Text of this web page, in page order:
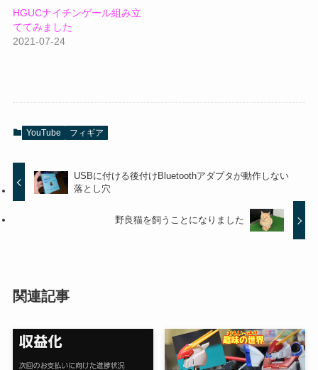
HGUCナイチンゲール組み立
ててみました
2021-07-24
YouTube フィギア
USBに付ける後付けBluetoothアダプタが動作しない
落とし穴
野良猫を飼うことになりました
関連記事